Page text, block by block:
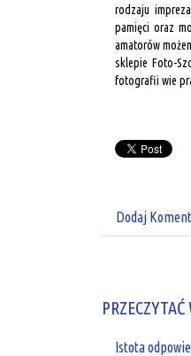
rodzaju
pamięci oraz
amatorów
sklepie Foto-
fotografii wie
Dodaj
Istota